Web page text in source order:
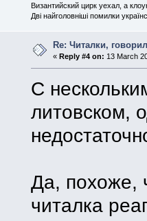
Византийский цирк уехал, а
Дві найголовніші помилки
Re: Читалки,
«Reply #4 on: 13 March
С
литовском,
Да, похоже,
читалка